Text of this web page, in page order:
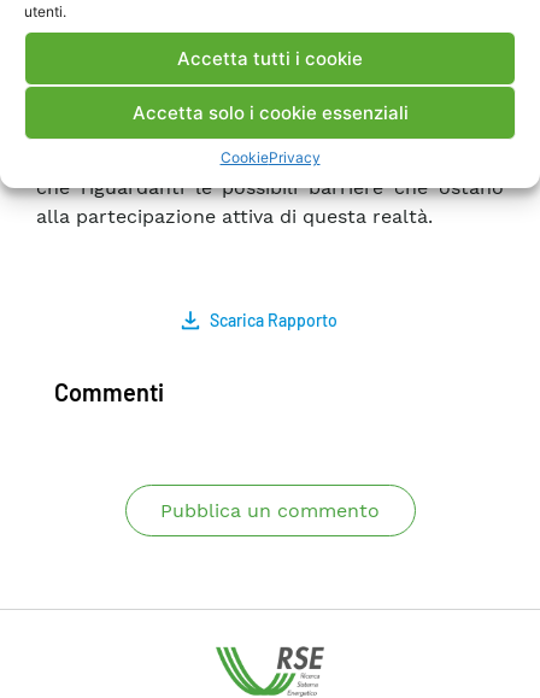
utenti.
Accetta tutti i cookie
Accetta solo i cookie essenziali
CookiePrivacy
potenziale di flessibilità in ambito residenziale si
industrie attraverso la raccolta per mezzo di un
sondaggio di informazioni circa l’interesse da
partecipazione ai meccanismi di flessibilità, oltre
che riguardanti le possibili barriere che ostano
alla partecipazione attiva di questa realtà.
Scarica Rapporto
Commenti
Pubblica un commento